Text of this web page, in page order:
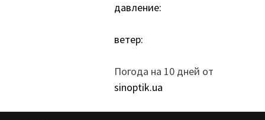
давление:
ветер:
Погода на 10 дней от
sinoptik.ua